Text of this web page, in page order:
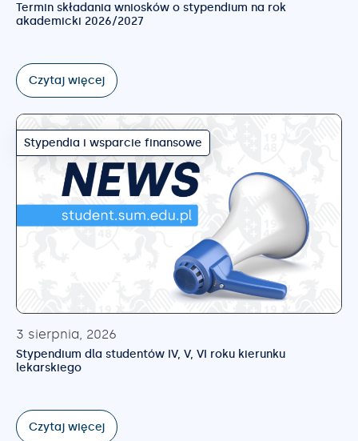
Termin składania wniosków o stypendium na rok
akademicki 2026/2027
Czytaj więcej
Stypendia i wsparcie finansowe
3 sierpnia, 2026
Stypendium dla studentów IV, V, VI roku kierunku
lekarskiego
Czytaj więcej